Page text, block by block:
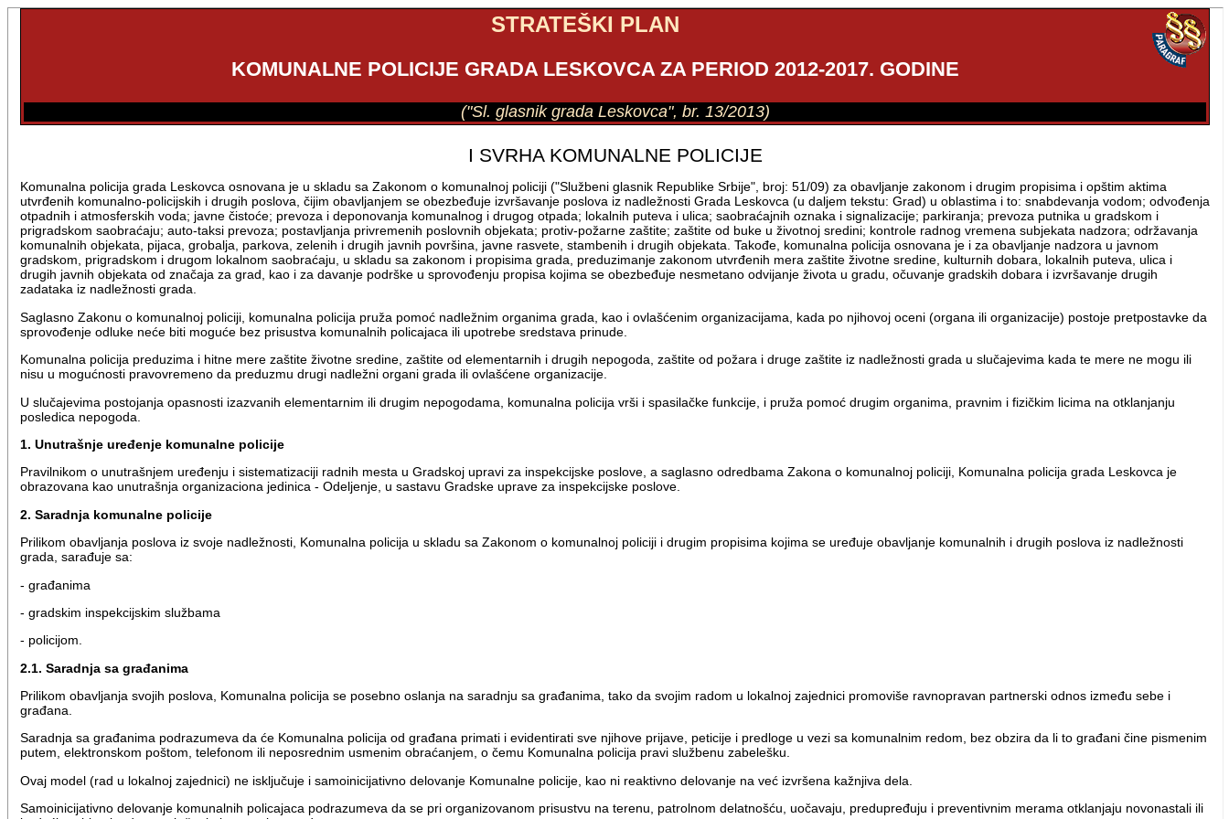
STRATEŠKI PLAN
KOMUNALNE POLICIJE GRADA LESKOVCA ZA PERIOD 2012-2017. GODINE
("Sl. glasnik grada Leskovca", br. 13/2013)
I SVRHA KOMUNALNE POLICIJE
Komunalna policija grada Leskovca osnovana je u skladu sa Zakonom o komunalnoj policiji ("Službeni glasnik Republike Srbije", broj: 51/09) za obavljanje zakonom i drugim propisima i opštim aktima
utvrđenih komunalno-policijskih i drugih poslova, čijim obavljanjem se obezbeđuje izvršavanje poslova iz nadležnosti Grada Leskovca (u daljem tekstu: Grad) u oblastima i to: snabdevanja vodom; odvođenja
otpadnih i atmosferskih voda; javne čistoće; prevoza i deponovanja komunalnog i drugog otpada; lokalnih puteva i ulica; saobraćajnih oznaka i signalizacije; parkiranja; prevoza putnika u gradskom i
prigradskom saobraćaju; auto-taksi prevoza; postavljanja privremenih poslovnih objekata; protiv-požarne zaštite; zaštite od buke u životnoj sredini; kontrole radnog vremena subjekata nadzora; održavanja
komunalnih objekata, pijaca, grobalja, parkova, zelenih i drugih javnih površina, javne rasvete, stambenih i drugih objekata. Takođe, komunalna policija osnovana je i za obavljanje nadzora u javnom
gradskom, prigradskom i drugom lokalnom saobraćaju, u skladu sa zakonom i propisima grada, preduzimanje zakonom utvrđenih mera zaštite životne sredine, kulturnih dobara, lokalnih puteva, ulica i
drugih javnih objekata od značaja za grad, kao i za davanje podrške u sprovođenju propisa kojima se obezbeđuje nesmetano odvijanje života u gradu, očuvanje gradskih dobara i izvršavanje drugih
zadataka iz nadležnosti grada.
Saglasno Zakonu o komunalnoj policiji, komunalna policija pruža pomoć nadležnim organima grada, kao i ovlašćenim organizacijama, kada po njihovoj oceni (organa ili organizacije) postoje pretpostavke da
sprovođenje odluke neće biti moguće bez prisustva komunalnih policajaca ili upotrebe sredstava prinude.
Komunalna policija preduzima i hitne mere zaštite životne sredine, zaštite od elementarnih i drugih nepogoda, zaštite od požara i druge zaštite iz nadležnosti grada u slučajevima kada te mere ne mogu ili
nisu u mogućnosti pravovremeno da preduzmu drugi nadležni organi grada ili ovlašćene organizacije.
U slučajevima postojanja opasnosti izazvanih elementarnim ili drugim nepogodama, komunalna policija vrši i spasilačke funkcije, i pruža pomoć drugim organima, pravnim i fizičkim licima na otklanjanju
posledica nepogoda.
1. Unutrašnje uređenje komunalne policije
Pravilnikom o unutrašnjem uređenju i sistematizaciji radnih mesta u Gradskoj upravi za inspekcijske poslove, a saglasno odredbama Zakona o komunalnoj policiji, Komunalna policija grada Leskovca je
obrazovana kao unutrašnja organizaciona jedinica - Odeljenje, u sastavu Gradske uprave za inspekcijske poslove.
2. Saradnja komunalne policije
Prilikom obavljanja poslova iz svoje nadležnosti, Komunalna policija u skladu sa Zakonom o komunalnoj policiji i drugim propisima kojima se uređuje obavljanje komunalnih i drugih poslova iz nadležnosti
grada, sarađuje sa:
- građanima
- gradskim inspekcijskim službama
- policijom.
2.1. Saradnja sa građanima
Prilikom obavljanja svojih poslova, Komunalna policija se posebno oslanja na saradnju sa građanima, tako da svojim radom u lokalnoj zajednici promoviše ravnopravan partnerski odnos između sebe i
građana.
Saradnja sa građanima podrazumeva da će Komunalna policija od građana primati i evidentirati sve njihove prijave, peticije i predloge u vezi sa komunalnim redom, bez obzira da li to građani čine pismenim
putem, elektronskom poštom, telefonom ili neposrednim usmenim obraćanjem, o čemu Komunalna policija pravi službenu zabelešku.
Ovaj model (rad u lokalnoj zajednici) ne isključuje i samoinicijativno delovanje Komunalne policije, kao ni reaktivno delovanje na već izvršena kažnjiva dela.
Samoinicijativno delovanje komunalnih policajaca podrazumeva da se pri organizovanom prisustvu na terenu, patrolnom delatnošću, uočavaju, predupređuju i preventivnim merama otklanjaju novonastali ili